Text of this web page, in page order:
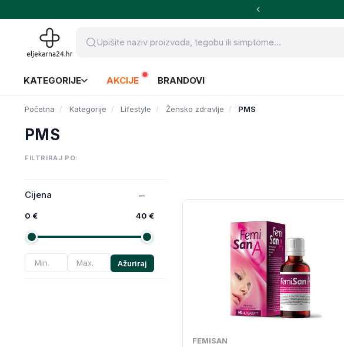
KATEGORIJE AKCIJE BRANDOVI
Početna Kategorije Lifestyle Žensko zdravlje PMS
PMS
FILTRIRAJ PO:
Cijena
0 € 40 €
Ažuriraj
FEMISAN